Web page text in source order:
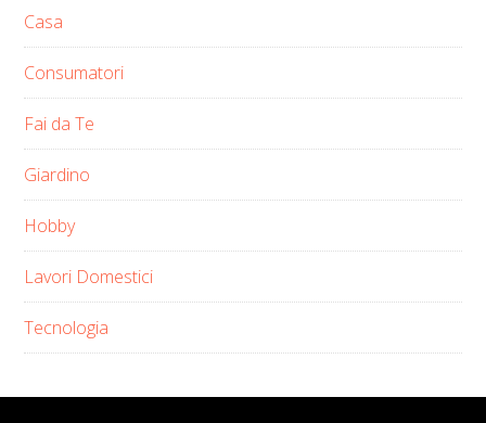
Casa
Consumatori
Fai da Te
Giardino
Hobby
Lavori Domestici
Tecnologia